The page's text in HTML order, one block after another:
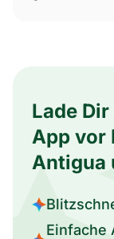
Lade
App vor
Antigua
Einfache